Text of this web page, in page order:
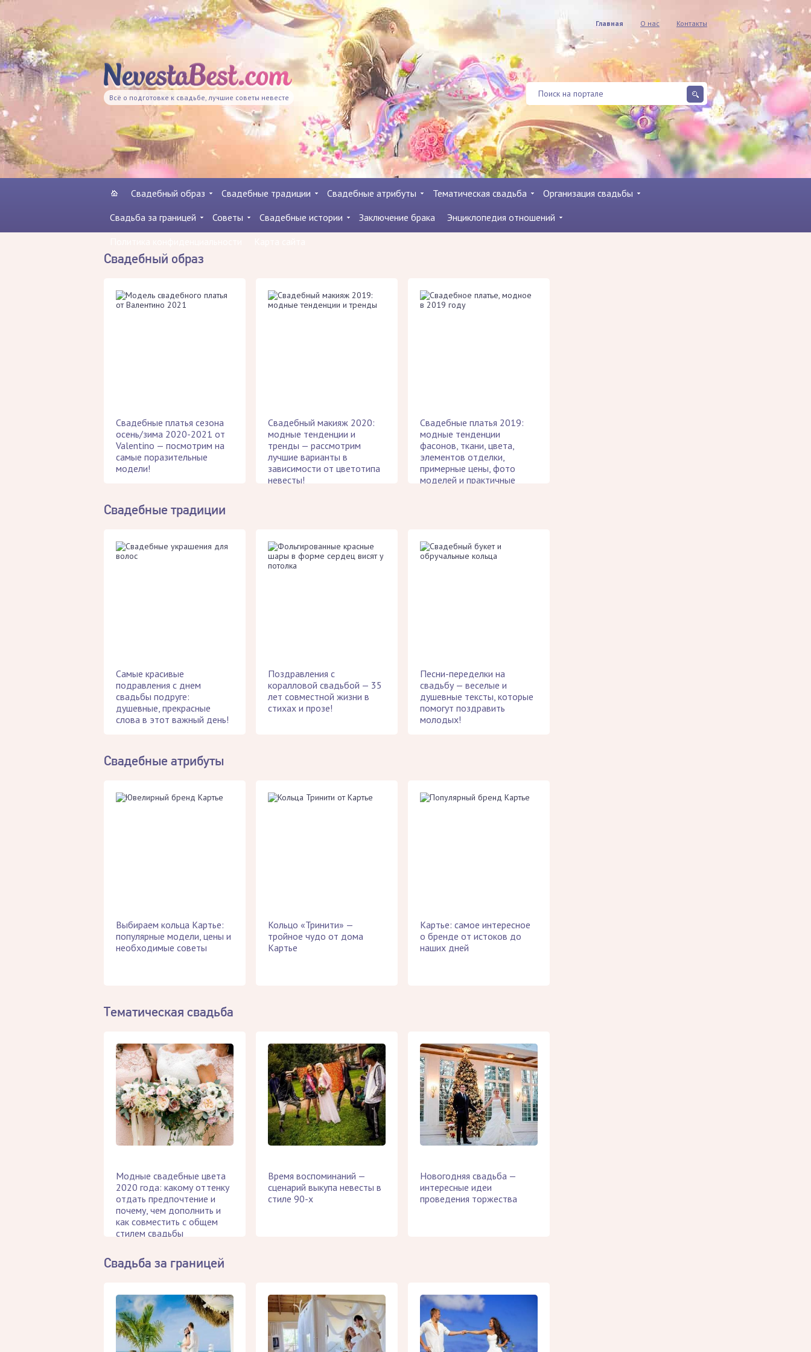
Главная О нас Контакты
Всё о подготовке к свадьбе, лучшие советы невесте
Свадебный образ Свадебные традиции Свадебные атрибуты Тематическая свадьба
Организация свадьбы
Свадьба за границей
Советы Свадебные истории Заключение брака
Энциклопедия отношений
Свадебный образ
Свадебные платья сезона
осень/зима 2020-2021 от
Valentino — посмотрим на
самые поразительные
модели!
Свадебный макияж 2020:
модные тенденции и
тренды — рассмотрим
лучшие варианты в
зависимости от цветотипа
невесты!
Свадебные платья 2019:
модные тенденции
фасонов, ткани, цвета,
элементов отделки,
примерные цены, фото
моделей и практичные
Свадебные традиции
Самые красивые
подравления с днем
свадьбы подруге:
душевные, прекрасные
слова в этот важный день!
Поздравления с
коралловой свадьбой — 35
лет совместной жизни в
стихах и прозе!
Песни-переделки на
свадьбу — веселые и
душевные тексты, которые
помогут поздравить
молодых!
Свадебные атрибуты
Выбираем кольца Картье:
популярные модели, цены и
необходимые советы
Кольцо «Тринити» —
тройное чудо от дома
Картье
Картье: самое интересное
о бренде от истоков до
наших дней
Тематическая свадьба
Модные свадебные цвета
2020 года: какому оттенку
отдать предпочтение и
почему, чем дополнить и
как совместить с общем
стилем свадьбы
Время воспоминаний —
сценарий выкупа невесты в
стиле 90-х
Новогодняя свадьба —
интересные идеи
проведения торжества
Свадьба за границей